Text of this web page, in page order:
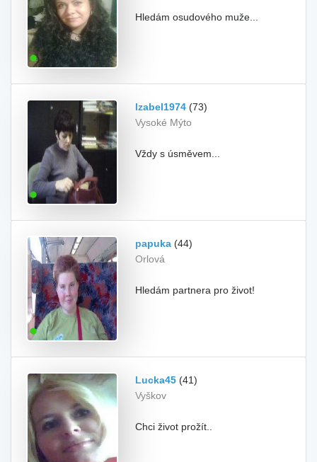
Hledám osudového muže...
Izabel1974 (73)
Vysoké Mýto
Vždy s úsměvem...
papuka (44)
Orlová
Hledám partnera pro život!
Lucka45 (41)
Vyškov
Chci život prožít..